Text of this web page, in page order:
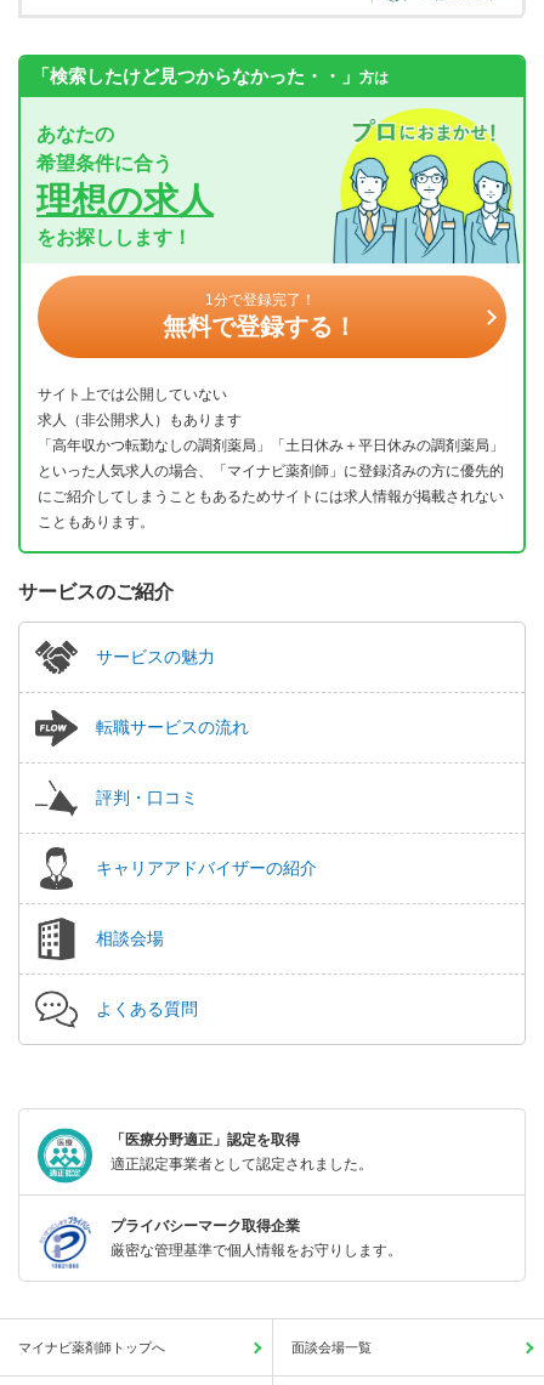
「検索したけど見つからなかった・・」 方は
あなたの
希望条件に合う
理想の求人
をお探しします！
1分で登録完了！
無料で登録する！
サイト上では公開していない
求人（非公開求人）もあります
「高年収かつ転勤なしの調剤薬局」「土日休み＋平日休みの調剤薬局」
といった人気求人の場合、「マイナビ薬剤師」に登録済みの方に優先的
にご紹介してしまうこともあるためサイトには求人情報が掲載されない
こともあります。
サービスのご紹介
サービスの魅力
転職サービスの流れ
評判・口コミ
キャリアアドバイザーの紹介
相談会場
よくある質問
「医療分野適正」認定を取得
適正認定事業者として認定されました。
プライバシーマーク取得企業
厳密な管理基準で個人情報をお守りします。
マイナビ薬剤師トップへ 面談会場一覧